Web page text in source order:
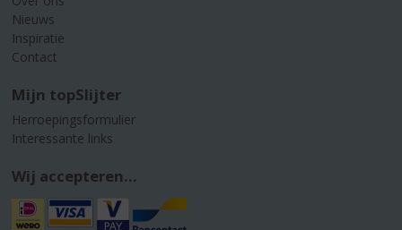
Nieuws
Inspiratie
Contact
Mijn topSlijter
Herroepingsformulier
Interessante links
Wij accepteren...